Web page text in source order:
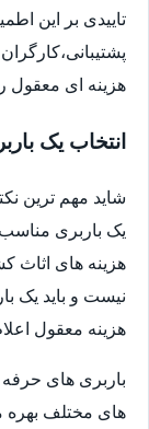
تاییدی بر این
هزینه ای معقول
انتخاب یک
شاید مهم ترین
یک باربری
هزینه های اثاث
نیست و باید یک
هزینه معقول
باربری های حرفه
های مختلف بهره